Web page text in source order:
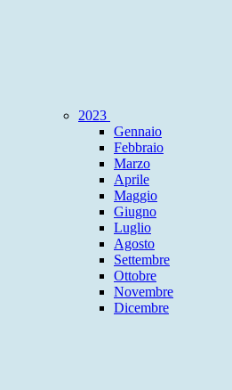
2023
Gennaio
Febbraio
Marzo
Aprile
Maggio
Giugno
Luglio
Agosto
Settembre
Ottobre
Novembre
Dicembre